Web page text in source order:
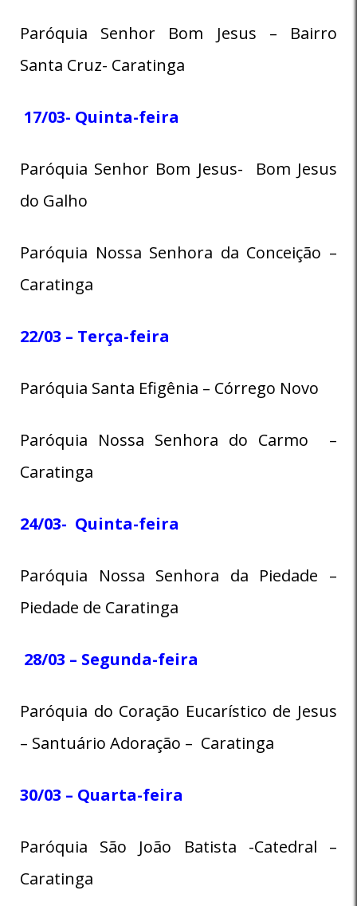
Paróquia Senhor Bom Jesus – Bairro
Santa Cruz- Caratinga
17/03- Quinta-feira
Paróquia Senhor Bom Jesus- Bom Jesus
do Galho
Paróquia Nossa Senhora da Conceição –
Caratinga
22/03 – Terça-feira
Paróquia Santa Efigênia – Córrego Novo
Paróquia Nossa Senhora do Carmo –
Caratinga
24/03- Quinta-feira
Paróquia Nossa Senhora da Piedade –
Piedade de Caratinga
28/03 – Segunda-feira
Paróquia do Coração Eucarístico de Jesus
– Santuário Adoração – Caratinga
30/03 – Quarta-feira
Paróquia São João Batista -Catedral –
Caratinga